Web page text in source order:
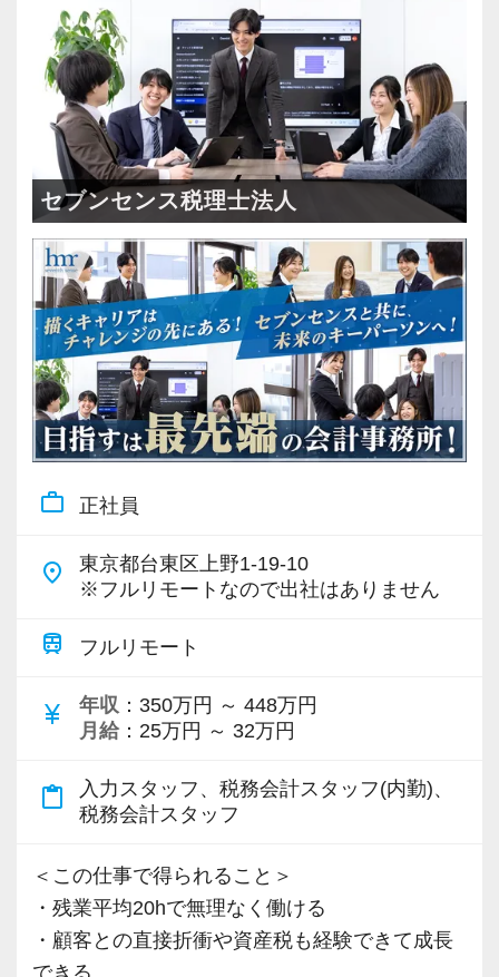
ーターやAIにはできないお客様とのコミュニケ
ーション力を磨くこと。
当社では、全員がお客様のことを一番に考え、
最新の税務・会計サービスを提供しています。
現時点で深い知識や経験をお持ちでなくても安
心してください！
社員と同じように実務経験を積みながら税法や
会計の知識を得られるようフォロー体制はバッ
チリです。
【先輩スタッフのサポートを受けながら段階を
踏んでステップアップできます♪】
入社してからのステップアッププランを準備し
ップしていきましょう。
▽ステップ1(入社〜約1ヶ月)
先輩が担当しているお客様の月次試算表を作成
しながら少しずつレベルアップしていきましょ
頂くことで、より理解と知識が深まります！
そろそろ入力業務に慣れてきますので、本人の
希望に応じて決算業務、年末調整業務、確定申
告業務にもチャレンジして頂けます。先輩スタ
ッフがサポートしますので、安心して税務・会
計の業務を一通り覚えられます！
戦略も行っていきます。
20代～30代の若手メンバーが中心となって運営
しており、とても勢いと活気のあるオフィスで
す。国税局OBの税理士も在籍しているため、ノ
ウハウや知識の面でも学べることが非常に多い
環境です。
これからどんどん成長していくオフィスなの
で、多彩なキャリアを描きながら活躍できるチ
ャンスが広がっています。
【ご紹介が多い安定企業でお客様から一番に信
頼される税務のプロを目指せます】
私達は「税務のプロフェッショナルとしてお客
様に寄り添う」ことが一つの使命です。
お客様から「こうしたい」という理想をいただ
きく力を発揮できる存在でありたいと考えてい
ます。ご紹介案件が7割を超えているのも、そう
るからだと自負しています。
今後もお客様に満足していただけるようにスキ
を獲得していきます。
お客様から信頼され、心の通ったサービスを提
の道を私たちと一緒に歩んでみませんか？
【将来オフィスをお任せできる貴方の力を求め
と知識をゼロから身に付けられます！
税務・会計の経験と知識を磨きながらステップ
アップを目指しませんか？
【対象業種100種以上！節税・融資・税務調査に
強い税理士法人です】
創業以来17年連続増収増益、顧問先数2500以
上、全国6拠点で安定的に成長中です。
お客様に事務所までご来社いただく来所型サー
ビスで、中小企業の経営を幅広くサポートして
います。
専門Webサイトを10サイト以上運営しており、
新規顧問契約のお客様が毎年400件以上増加！
で、税務調査にも精通しています。
税理士という仕事は不況に強い仕事で、融資対
お手伝いできる業務は数多く存在しています。
ており、さらなるサービス品質の向上を目指し
ています。
また、職場環境の改善に積極的に取り組む企業
取得しました。
「職場環境改善宣言企業」と「経営労務診断実
施企業」の認定を受け、今後も社員が働きやす
い環境づくりを積極的に推進していきます。
セブンセンス税理士法人
work_outline 正社員
place
東京都台東区上野1-19-10
※フルリモートなので出社はありません
train フルリモート
currency_yen 年収 ：350万円 ～ 448万円
月給 ：25万円 ～ 32万円
content_paste
入力スタッフ、税務会計スタッフ(内勤)、
税務会計スタッフ
＜この仕事で得られること＞
・残業平均20hで無理なく働ける
・顧客との直接折衝や資産税も経験できて成長
できる